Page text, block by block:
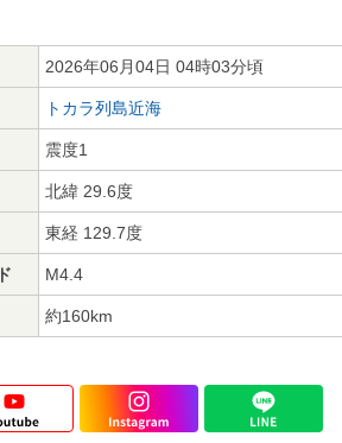
2026年06月04日 04時03分頃
トカラ列島近海
震度1
北緯 29.6度
東経 129.7度
M4.4
約160km